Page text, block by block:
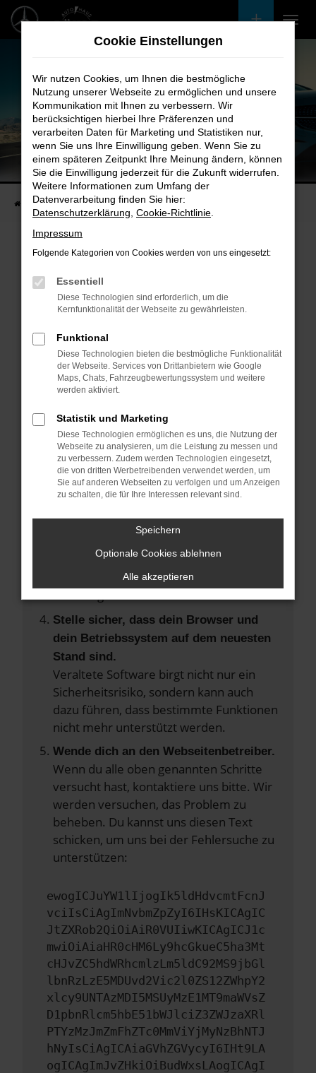
Zum
Unsere Fahrzeugangebote
Bei uns finden Sie bestimmt Ihren Nächsten
Startseite Fahrzeugangebote Bestandsfahrzeuge
Fehler: Network Error
Beim Laden ist ein Fehler aufgetreten.
können:
Überprüfe deine Firewall und deine
Internetverbindung.
deine Suchmaschine?
Prüfe deine Browsererweiterungen.
Manche Erweiterungen, wie
Werbeblocker, können das Laden
bestimmter Seiten verhindern.
Funktioniert die Seite in einem anderen
Browser oder in einem privaten Fenster?
Starte dein Gerät neu.
Das kann manchmal helfen,
vorübergehende Probleme zu beheben.
Stelle sicher, dass dein Browser und
dein Betriebssystem auf dem neuesten
Stand sind.
Veraltete Software birgt nicht nur ein
Sicherheitsrisiko, sondern kann auch
dazu führen, dass bestimmte Funktionen
nicht mehr unterstützt werden.
Wende dich an den Webseitenbetreiber.
Wenn du alle oben genannten Schritte
versucht hast, kontaktiere uns bitte. Wir
werden versuchen, das Problem zu
beheben. Du kannst uns diesen Text
schicken, um uns bei der Fehlersuche zu
unterstützen:
ewogICJuYW1lIjogIk5ldHdvcmtFcnJ
vciIsCiAgImNvbmZpZyI6IHsKICAgIC
JtZXRob2QiOiAiR0VUIiwKICAgICJ1c
mwiOiAiaHR0cHM6Ly9hcGkueC5ha3Mt
cHJvZC5hdWRhcmlzLm5ldC92MS9jbGl
lbnRzLzE5MDUvd2Vic2l0ZS12ZWhpY2
xlcy9UNTAzMDI5MSUyMzE1MT9maWVsZ
D1pbnRlcm5hbE51bWJlciZ3ZWJzaXRl
PTYzMzJmZmFhZTc0MmViYjMyNzBhNTJ
hNyIsCiAgICAiaGVhZGVycyI6IHt9LA
ogICAgImJvZHkiOiBudWxsLAogICAgI
Cookie Einstellungen
Wir nutzen Cookies, um Ihnen die bestmögliche
Nutzung unserer Webseite zu ermöglichen und unsere
Kommunikation mit Ihnen zu verbessern. Wir
berücksichtigen hierbei Ihre Präferenzen und
verarbeiten Daten für Marketing und Statistiken nur,
wenn Sie uns Ihre Einwilligung geben. Wenn Sie zu
einem späteren Zeitpunkt Ihre Meinung ändern, können
Sie die Einwilligung jederzeit für die Zukunft widerrufen.
Weitere Informationen zum Umfang der
Datenverarbeitung finden Sie hier:
Datenschutzerklärung Cookie-Richtlinie
Impressum
Folgende Kategorien von Cookies werden von uns eingesetzt:
Essentiell
Diese Technologien sind erforderlich, um die
Kernfunktionalität der Webseite zu gewährleisten.
Funktional
Diese Technologien bieten die bestmögliche Funktionalität
der Webseite. Services von Drittanbietern wie Google
Maps, Chats, Fahrzeugbewertungssystem und weitere
werden aktiviert.
Statistik und Marketing
Diese Technologien ermöglichen es uns, die Nutzung der
Webseite zu analysieren, um die Leistung zu messen und
zu verbessern. Zudem werden Technologien eingesetzt,
die von dritten Werbetreibenden verwendet werden, um
Sie auf anderen Webseiten zu verfolgen und um Anzeigen
zu schalten, die für Ihre Interessen relevant sind.
Speichern
Optionale Cookies ablehnen
Alle akzeptieren